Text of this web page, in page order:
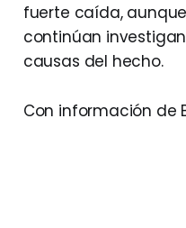
fuerte caída,
continúan
causas del hecho.
Con información de